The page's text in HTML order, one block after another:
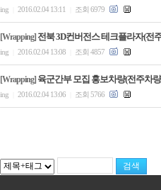
ing 2016.02.04 13:11 조회 6979
[Wrapping] 전북 3D컨버전스 테크플라자(전
ing 2016.02.04 13:08 조회 4857
[Wrapping] 육군간부 모집 홍보차량(전주차
ing 2016.02.04 13:06 조회 5766